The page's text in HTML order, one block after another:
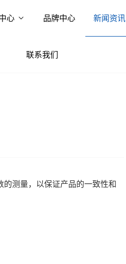
心 品牌中心 新闻资讯
联系我们
测量，以保证产品的一致性和